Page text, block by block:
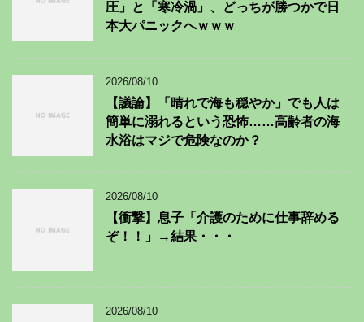
圧」と「寒冷渦」、どっちが勝つかで日
本大パニックへｗｗｗ
2026/08/10
【議論】「晴れで海も穏やか」でも人は
簡単に溺れるという恐怖……高齢者の海
水浴はマジで危険なのか？
2026/08/10
【衝撃】息子「介護のために仕事辞める
ぞ！！」→結果・・・
2026/08/10